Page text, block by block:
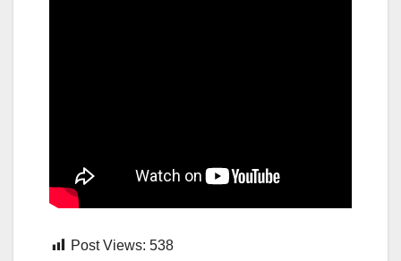
Post Views: 538